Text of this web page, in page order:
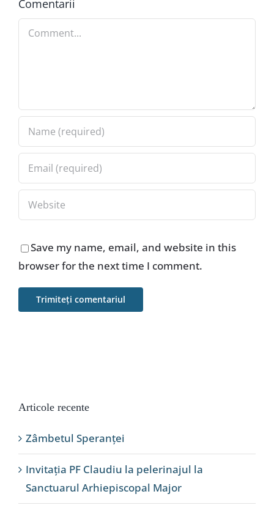
Comentarii
Comment
Save my name, email, and website in this
browser for the next time I comment.
Articole recente
Zâmbetul Speranței
Invitația PF Claudiu la pelerinajul la
Sanctuarul Arhiepiscopal Major